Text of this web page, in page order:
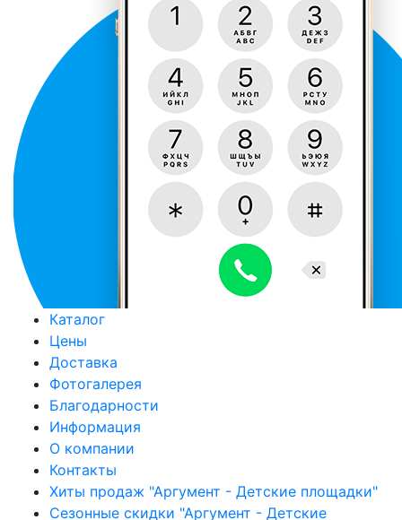
Каталог
Цены
Доставка
Фотогалерея
Благодарности
Информация
О компании
Контакты
Хиты продаж "Аргумент - Детские площадки"
Сезонные скидки "Аргумент - Детские